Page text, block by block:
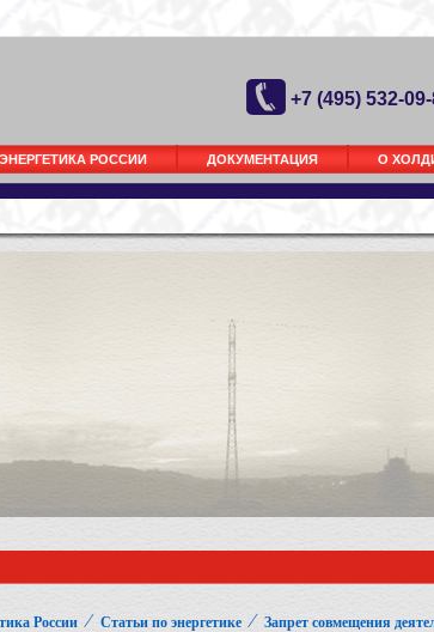
+7 (495) 532-
РОССИИ ДОКУМЕНТАЦИЯ О
России ⁄ Статьи по энергетике ⁄ Запрет совмещения